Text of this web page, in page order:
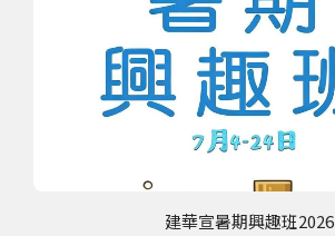
建華宣暑期興趣班2026